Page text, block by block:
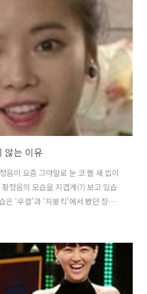
겁니다. ‘패떴2’가 내세우는 포맷은
상도와 전라도가 만나는 화개장터에
것을 보고 ‘어? 저거 에서 자주 보던
다. 뭐, 여..
않는 이유
음이 요즘 그야말로 눈 코 뜰 새 없이
정음의 모습을 지겹게(?) 보고 있습
은 '우결'과 '지붕킥'에서 봤던 장면
식상함도 있습니다. 얼마 전에 한
짐작이 갑니다. 이렇게 인기가 많아
개편될 때 '우리 아버지' 코너 MC로
' 스케즐로 시간 내기가 어려워 '지
런데 막상 어제 '지붕킥'이 종료됐는